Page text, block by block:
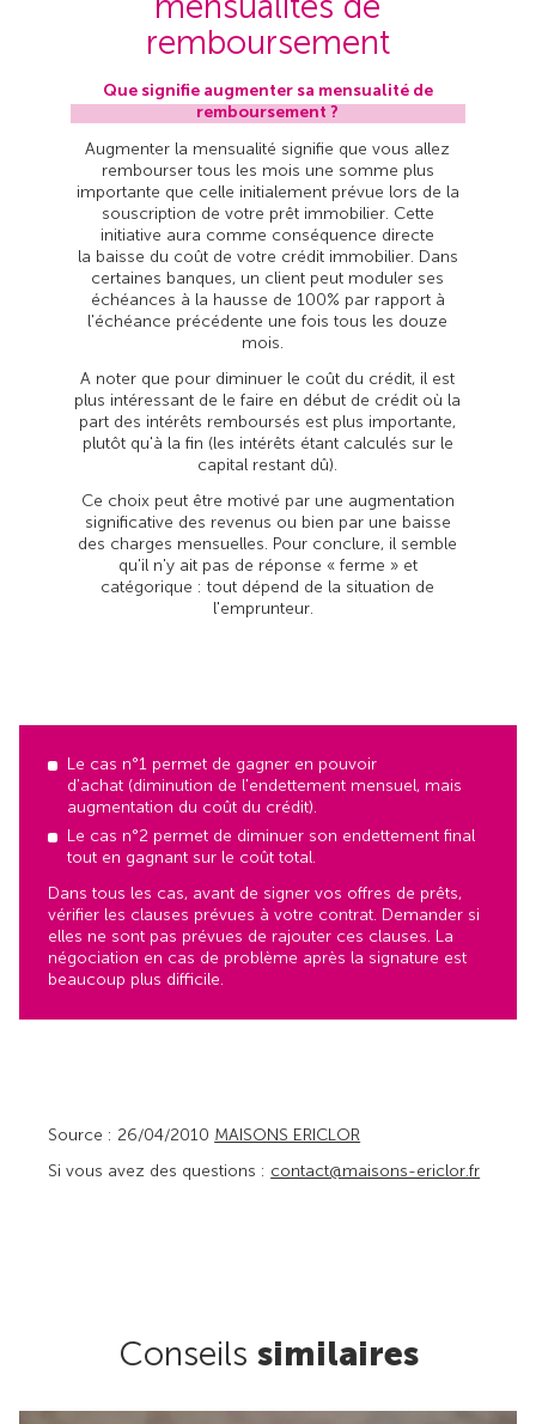
remboursement
Que signifie augmenter sa mensualité de
remboursement ?
Augmenter la mensualité signifie que vous allez
rembourser tous les mois une somme plus
importante que celle initialement prévue lors de la
souscription de votre prêt immobilier. Cette
initiative aura comme conséquence directe
la baisse du coût de votre crédit immobilier. Dans
certaines banques, un client peut moduler ses
échéances à la hausse de 100% par rapport à
l'échéance précédente une fois tous les douze
mois.
A noter que pour diminuer le coût du crédit, il est
plus intéressant de le faire en début de crédit où la
part des intérêts remboursés est plus importante,
plutôt qu'à la fin (les intérêts étant calculés sur le
capital restant dû).
Ce choix peut être motivé par une augmentation
significative des revenus ou bien par une baisse
des charges mensuelles. Pour conclure, il semble
qu'il n'y ait pas de réponse « ferme » et
catégorique : tout dépend de la situation de
l'emprunteur.
Le cas n°1 permet de gagner en pouvoir
d'achat (diminution de l'endettement mensuel, mais
augmentation du coût du crédit).
Le cas n°2 permet de diminuer son endettement final
tout en gagnant sur le coût total.
Dans tous les cas, avant de signer vos offres de prêts,
vérifier les clauses prévues à votre contrat. Demander si
elles ne sont pas prévues de rajouter ces clauses. La
négociation en cas de problème après la signature est
beaucoup plus difficile.
Source : 26/04/2010 MAISONS ERICLOR
Si vous avez des questions : contact@maisons-ericlor.fr
Conseils similaires